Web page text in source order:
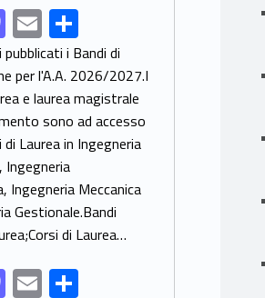
M
as
to
d
o
n
E
m
ai
l
h
ar
e
i Bandi di
per l'A.A. 2026/2027.I
e laurea magistrale
sono ad accesso
di Laurea in Ingegneria
Ingegneria
Ingegneria Meccanica
Gestionale.Bandi
di Laurea…
M E